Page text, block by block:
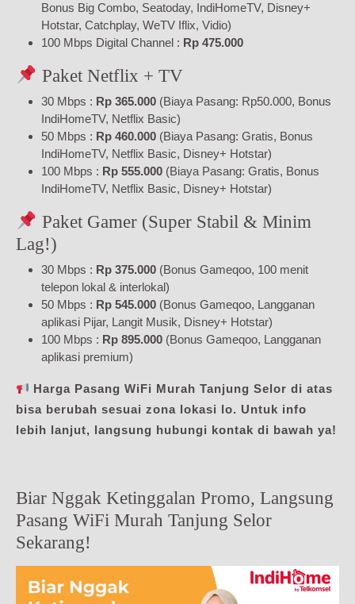
Bonus Big Combo, Seatoday, IndiHomeTV, Disney+
Hotstar, Catchplay, WeTV Iflix, Vidio)
100 Mbps Digital Channel : Rp 475.000
Paket Netflix + TV
30 Mbps : Rp 365.000 (Biaya Pasang: Rp50.000, Bonus
IndiHomeTV, Netflix Basic)
50 Mbps : Rp 460.000 (Biaya Pasang: Gratis, Bonus
IndiHomeTV, Netflix Basic, Disney+ Hotstar)
100 Mbps : Rp 555.000 (Biaya Pasang: Gratis, Bonus
IndiHomeTV, Netflix Basic, Disney+ Hotstar)
Paket Gamer (Super Stabil & Minim
Lag!)
30 Mbps : Rp 375.000 (Bonus Gameqoo, 100 menit
telepon lokal & interlokal)
50 Mbps : Rp 545.000 (Bonus Gameqoo, Langganan
aplikasi Pijar, Langit Musik, Disney+ Hotstar)
100 Mbps : Rp 895.000 (Bonus Gameqoo, Langganan
aplikasi premium)
Harga Pasang WiFi Murah Tanjung Selor di atas
bisa berubah sesuai zona lokasi lo. Untuk info
lebih lanjut, langsung hubungi kontak di bawah ya!
Biar Nggak Ketinggalan Promo, Langsung
Pasang WiFi Murah Tanjung Selor
Sekarang!